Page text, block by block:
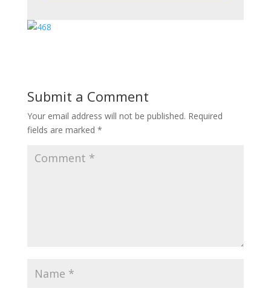
Submit a Comment
Your email address will not be published. Required
fields are marked *